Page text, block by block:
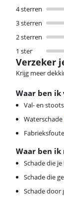
4 sterren
3 sterren
2 sterren
1 ster
Verzeker
Krijg meer
Waar ben ik
Val- en
Waterschade
Waar ben ik
Schade die
Schade die
Schade door